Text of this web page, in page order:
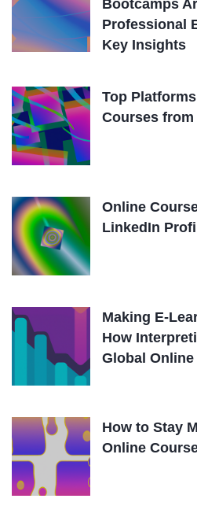
Bootcamps
Professional
Key Insights
Top
Courses
Online
LinkedIn
Making E-
How
Global
How to Stay
Online